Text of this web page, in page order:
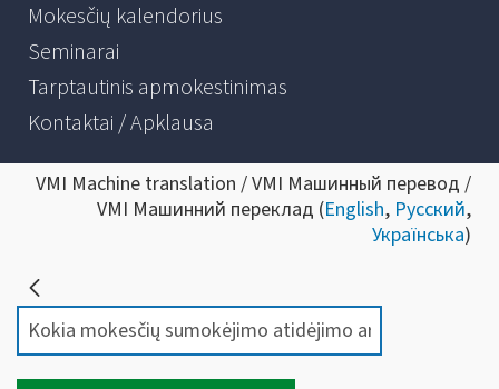
Mokesčių kalendorius
Seminarai
Tarptautinis apmokestinimas
Kontaktai / Apklausa
VMI Machine translation / VMI Машинный перевод /
VMI Машинний переклад (English, Русский,
Українська)